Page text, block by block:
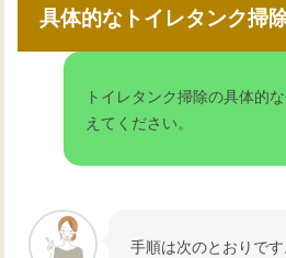
具体的なトイレタンク掃
トイレタンク掃除の具体的
えてください。
手順は次のとおりです